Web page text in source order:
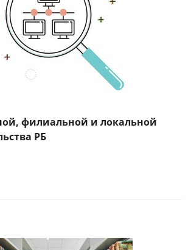
филиальной и локальной
РБ